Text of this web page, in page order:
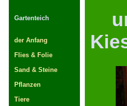
Gartenteich
der Anfang
Flies & Folie
Sand & Steine
Pflanzen
Tiere